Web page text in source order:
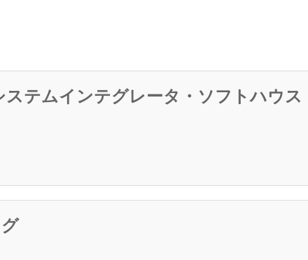
テムインテグレータ・ソフトハウス